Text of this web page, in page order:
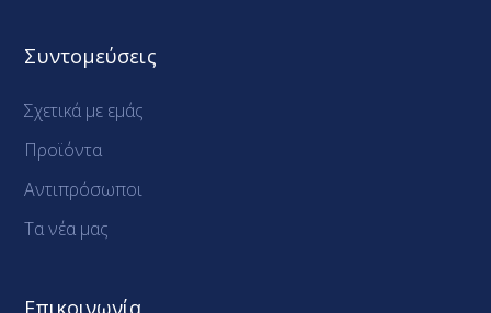
Συντομεύσεις
Σχετικά με εμάς
Προϊόντα
Αντιπρόσωποι
Τα νέα μας